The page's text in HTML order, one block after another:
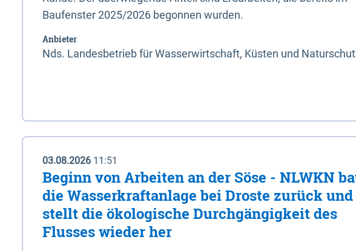
Baufenster 2025/2026 begonnen wurden.
Anbieter
Nds. Landesbetrieb für Wasserwirtschaft, Küsten und
03.08.2026 11:51
Beginn von Arbeiten an der Söse - NLWKN
die Wasserkraftanlage bei Droste zurück und
stellt die ökologische Durchgängigkeit des
Flusses wieder her